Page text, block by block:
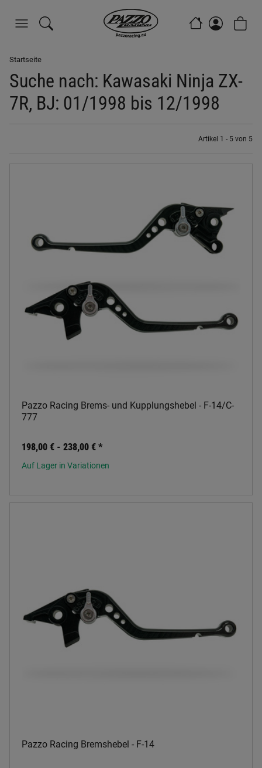
Startseite
Suche nach: Kawasaki Ninja ZX-
7R, BJ: 01/1998 bis 12/1998
Artikel 1 - 5 von 5
Pazzo Racing Brems- und Kupplungshebel - F-14/C-
777
198,00 € - 238,00 € *
Auf Lager in Variationen
Pazzo Racing Bremshebel - F-14